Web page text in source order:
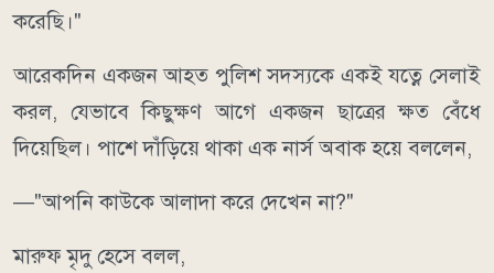
করেছি।"
আরেকদিন একজন আহত পুলিশ সদস্যকে একই যত্নে সেলাই
করল, যেভাবে কিছুক্ষণ আগে একজন ছাত্রের ক্ষত বেঁধে
দিয়েছিল। পাশে দাঁড়িয়ে থাকা এক নার্স অবাক হয়ে বললেন,
—"আপনি কাউকে আলাদা করে দেখেন না?"
মারুফ মৃদু হেসে বলল,